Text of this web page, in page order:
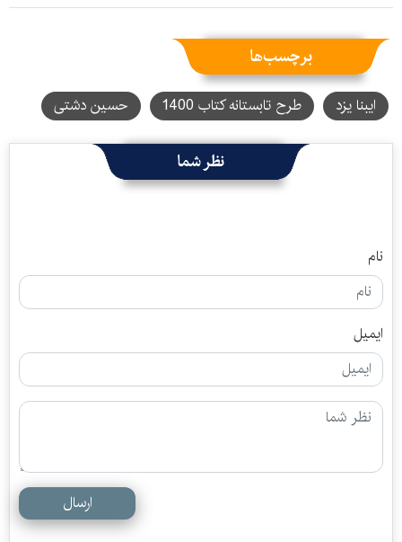
برچسب‌ها
ایبنا یزد طرح تابستانه کتاب 1400 حسین دشتی
نظر شما
نام
ایمیل
ارسال